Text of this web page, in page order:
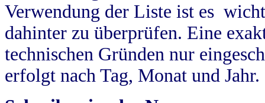
Verwendung der Liste ist es
dahinter zu überprüfen. Eine
technischen Gründen nur
erfolgt nach Tag, Monat und Jahr.